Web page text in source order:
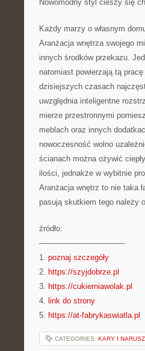
Nowomodny styl cieszy się
Każdy marzy o własnym
Aranżacja wnętrza swojego
innych środków przekazu.
natomiast powierzają tą
dzisiejszych czasach
uwzględnia inteligentne
mierze przestronnymi
meblach oraz innych
nowoczesność wolno
ścianach można ożywić
ilości, jednakże w wybitnie
Aranżacja wnętrz to nie taka
pasują skutkiem tego należy
źródło:
———————————
1. poznaj szczegóły
2. https://szyjdobrze.pl
3. https://cukierniawolak.pl
4. link do strony
5. https://at-fabrykaswiatla.pl
CATEGORIES: KARY I